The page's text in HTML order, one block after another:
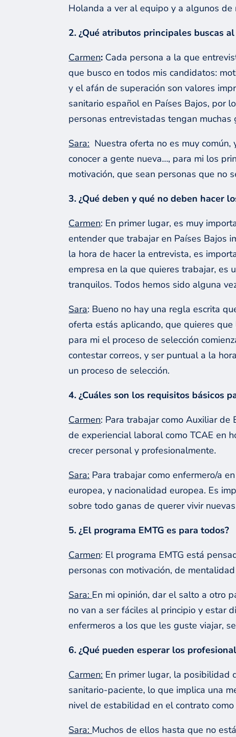
Holanda a ver al equipo y a algunos de
2. ¿Qué atributos principales buscas
Carmen: Cada persona a la que
que busco en todos mis candidatos:
y el afán de superación son valores
sanitario español en Países Bajos, por
personas entrevistadas tengan
Sara: Nuestra oferta no es muy
conocer a gente nueva…, para mi los
motivación, que sean personas que no
3. ¿Qué deben y qué no deben hacer
Carmen: En primer lugar, es muy
entender que trabajar en Países Bajos
la hora de hacer la entrevista, es
empresa en la que quieres trabajar, es
tranquilos. Todos hemos sido alguna
Sara: Bueno no hay una regla escrita
oferta estás aplicando, que quieres
para mi el proceso de selección
contestar correos, y ser puntual a la
un proceso de selección.
4. ¿Cuáles son los requisitos básicos
Carmen: Para trabajar como Auxiliar de
de experiencial laboral como TCAE en
crecer personal y profesionalmente.
Sara: Para trabajar como enfermero/a
europea, y nacionalidad europea. Es
sobre todo ganas de querer vivir
5. ¿El programa EMTG es para todos?
Carmen: El programa EMTG está
personas con motivación, de
Sara: En mi opinión, dar el salto a otro
no van a ser fáciles al principio y estar
enfermeros a los que les guste viajar,
6. ¿Qué pueden esperar los
Carmen: En primer lugar, la posibilidad
sanitario-paciente, lo que implica una
nivel de estabilidad en el contrato
Sara: Muchos de ellos hasta que no